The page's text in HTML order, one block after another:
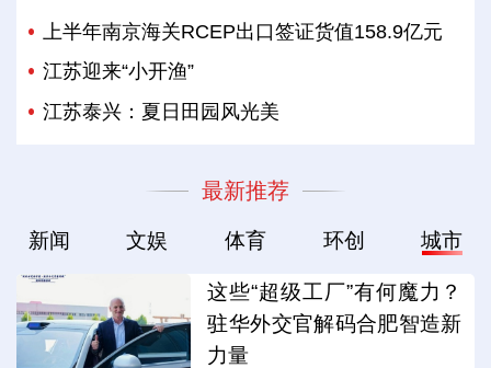
上半年南京海关RCEP出口签证货值158.9亿元
江苏迎来“小开渔”
江苏泰兴：夏日田园风光美
最新推荐
新闻 文娱 体育 环创 城市
这些“超级工厂”有何魔力？
驻华外交官解码合肥智造新
力量